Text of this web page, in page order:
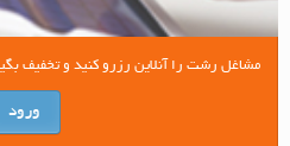
مشاغل رشت را آنلاین رزرو کنید و تخفیف بگیرید
ورود